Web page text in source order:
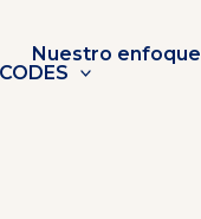
Nuestro enfoque